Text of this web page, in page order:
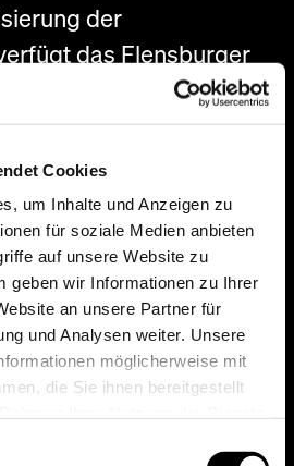
Cookies
um Inhalte und Anzeigen zu
für soziale Medien anbieten
auf unsere Website zu
geben wir Informationen zu Ihrer
an unsere Partner für
und Analysen weiter. Unsere
möglicherweise mit
die Sie ihnen bereitgestellt
der
das Flensburger
eine leistungsfähige
Infrastruktur für
und öffentliche
Video- und
verbessert die
der
hybride